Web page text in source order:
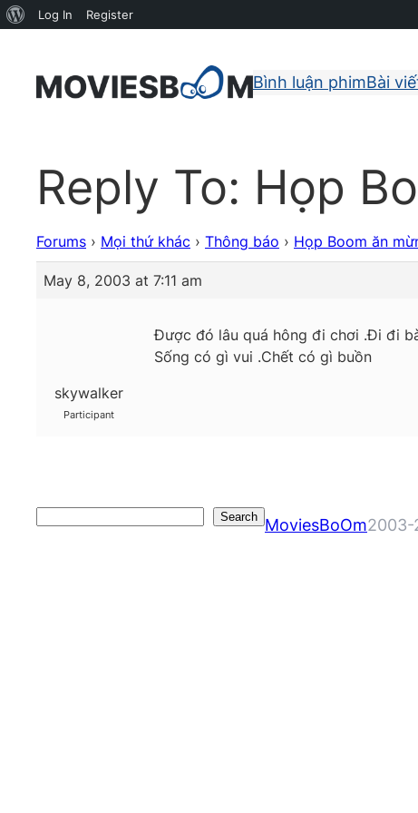
Bình luận phimBài
Reply To: Họp
Forums › Mọi thứ khác › Thông báo › Họp Boom ăn
May 8, 2003 at 7:11 am
skywalker
Participant
Được đó lâu quá hông đi chơi .Đi đi
Sống có gì vui .Chết có gì buồn
Search MoviesBoOm2003-
About
Log In Register